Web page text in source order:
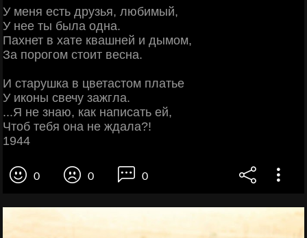
У меня есть друзья, любимый,
У нее ты была одна.
Пахнет в хате квашней и дымом,
За порогом стоит весна.
И старушка в цветастом платье
У иконы свечу зажгла.
...Я не знаю, как написать ей,
Чтоб тебя она не ждала?!
1944
0 0 0